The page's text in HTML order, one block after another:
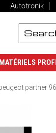
Autotronik
MATÉRIELS
partner